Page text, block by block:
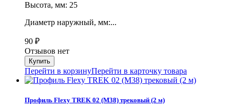
Высота, мм: 25
Диаметр наружный, мм:...
90 ₽
Отзывов нет
Перейти в корзинуПерейти в карточку товара
Профиль Flexy TREK 02 (М38) трековый (2 м)